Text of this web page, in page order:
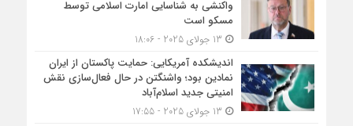
واکنشی به شناسایی امارت اسلامی توسط
مسکو است
اندیشکده آمریکایی: حمایت پاکستان از ایران
نمادین بود؛ واشنگتن در حال فعال‌سازی نقش
امنیتی جدید اسلام‌آباد